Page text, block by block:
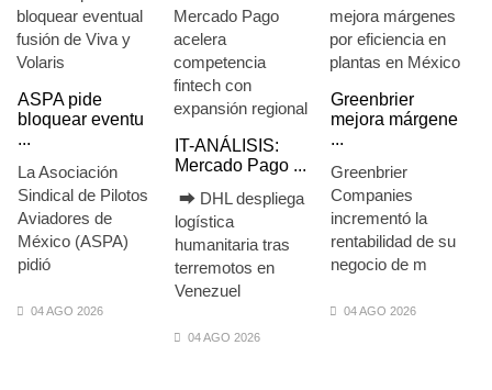
ASPA pide
bloquear eventu
...
La Asociación
Sindical de Pilotos
Aviadores de
México (ASPA)
pidió
04 AGO 2026
IT-ANÁLISIS:
Mercado Pago ...
⮕ DHL despliega
logística
humanitaria tras
terremotos en
Venezuel
04 AGO 2026
Greenbrier
mejora márgene
...
Greenbrier
Companies
incrementó la
rentabilidad de su
negocio de m
04 AGO 2026